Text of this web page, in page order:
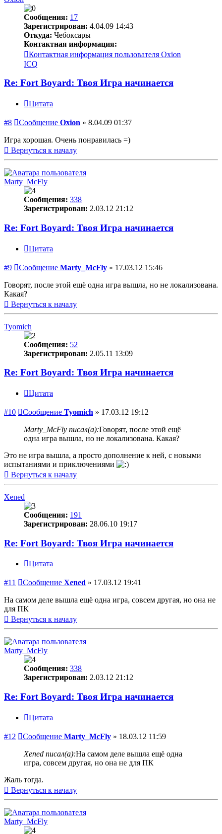
Сообщения: 17
Зарегистрирован: 4.04.09 14:43
Откуда: Чебоксары
Контактная информация:
Контактная информация пользователя Oxion
ICQ
Re: Fort Boyard: Твоя Игра начинается
Цитата
#8 Сообщение Oxion » 8.04.09 01:37
Игра хорошая. Очень понравилась =)
Вернуться к началу
Marty_McFly
Сообщения: 338
Зарегистрирован: 2.03.12 21:12
Re: Fort Boyard: Твоя Игра начинается
Цитата
#9 Сообщение Marty_McFly » 17.03.12 15:46
Говорят, после этой ещё одна игра вышла, но не локализована.
Какая?
Вернуться к началу
Tyomich
Сообщения: 52
Зарегистрирован: 2.05.11 13:09
Re: Fort Boyard: Твоя Игра начинается
Цитата
#10 Сообщение Tyomich » 17.03.12 19:12
Marty_McFly писал(а):Говорят, после этой ещё
одна игра вышла, но не локализована. Какая?
Это не игра вышла, а просто дополнение к ней, с новыми
испытаниями и приключениями
Вернуться к началу
Xened
Сообщения: 191
Зарегистрирован: 28.06.10 19:17
Re: Fort Boyard: Твоя Игра начинается
Цитата
#11 Сообщение Xened » 17.03.12 19:41
На самом деле вышла ещё одна игра, совсем другая, но она не
для ПК
Вернуться к началу
Marty_McFly
Сообщения: 338
Зарегистрирован: 2.03.12 21:12
Re: Fort Boyard: Твоя Игра начинается
Цитата
#12 Сообщение Marty_McFly » 18.03.12 11:59
Xened писал(а):На самом деле вышла ещё одна
игра, совсем другая, но она не для ПК
Жаль тогда.
Вернуться к началу
Marty_McFly